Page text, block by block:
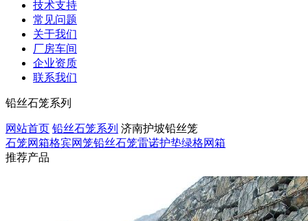
技术支持
常见问题
关于我们
厂房车间
企业资质
联系我们
铅丝石笼系列
网站首页 铅丝石笼系列 济南护坡铅丝笼
石笼网箱格宾网笼铅丝石笼雷诺护垫绿格网箱
推荐产品